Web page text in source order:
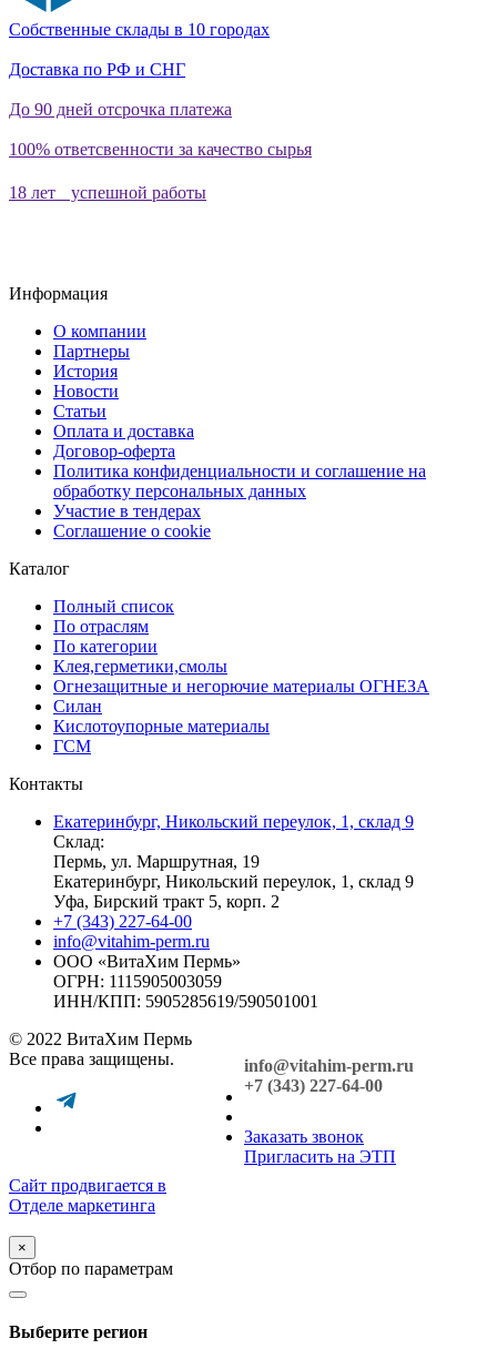
Собственные склады в 10 городах
Доставка по РФ и СНГ
До 90 дней отсрочка платежа
100% ответсвенности за качество сырья
18 лет успешной работы
Информация
О компании
Партнеры
История
Новости
Статьи
Оплата и доставка
Договор-оферта
Политика конфиденциальности и соглашение на
обработку персональных данных
Участие в тендерах
Соглашение о cookie
Каталог
Полный список
По отраслям
По категории
Клея,герметики,смолы
Огнезащитные и негорючие материалы ОГНЕЗА
Силан
Кислотоупорные материалы
ГСМ
Контакты
Екатеринбург, Никольский переулок, 1, склад 9
Склад:
Пермь, ул. Маршрутная, 19
Екатеринбург, Никольский переулок, 1, склад 9
Уфа, Бирский тракт 5, корп. 2
+7 (343) 227-64-00
info@vitahim-perm.ru
ООО «ВитаХим Пермь»
ОГРН: 1115905003059
ИНН/КПП: 5905285619/590501001
© 2022 ВитаХим Пермь
Все права защищены.
info@vitahim-perm.ru
+7 (343) 227-64-00
Заказать звонок
Пригласить на ЭТП
Сайт продвигается в
Отделе маркетинга
×
Отбор по параметрам
Выберите регион